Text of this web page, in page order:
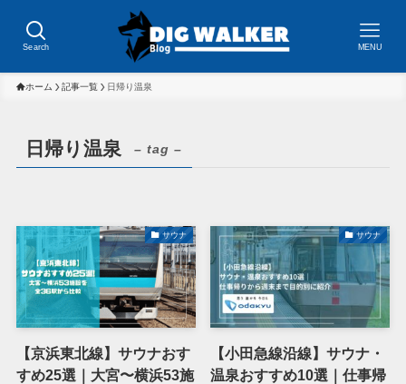
Search MENU
ホーム 記事一覧 日帰り温泉
日帰り温泉 – tag –
サウナ
【京浜東北線】サウナおす
すめ25選｜大宮〜横浜53施
サウナ
【小田急線沿線】サウナ・
温泉おすすめ10選｜仕事帰